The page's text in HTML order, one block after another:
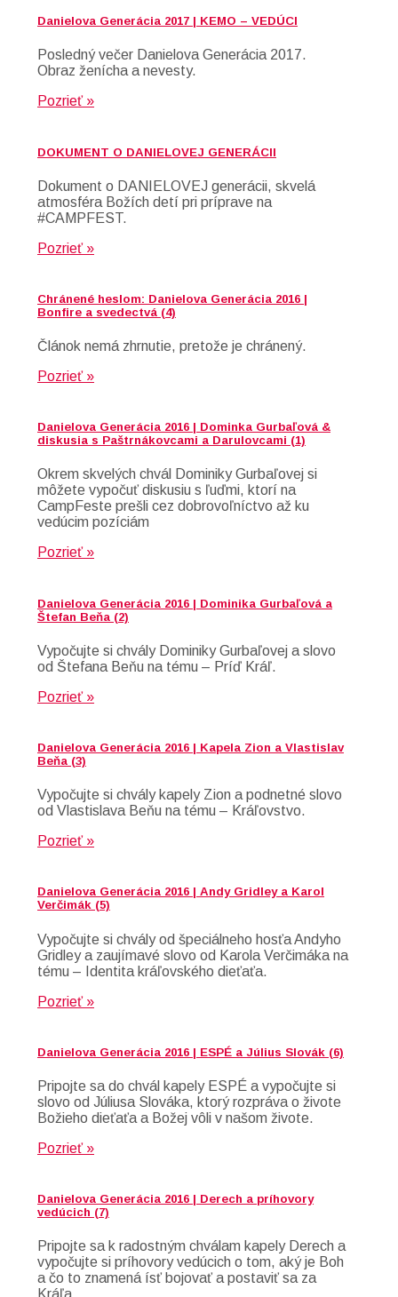
Danielova Generácia 2017 | KEMO – VEDÚCI
Posledný večer Danielova Generácia 2017.
Obraz ženícha a nevesty.
Pozrieť »
DOKUMENT O DANIELOVEJ GENERÁCII
Dokument o DANIELOVEJ generácii, skvelá
atmosféra Božích detí pri príprave na
#CAMPFEST.
Pozrieť »
Chránené heslom: Danielova Generácia 2016 |
Bonfire a svedectvá (4)
Článok nemá zhrnutie, pretože je chránený.
Pozrieť »
Danielova Generácia 2016 | Dominka Gurbaľová &
diskusia s Paštrnákovcami a Darulovcami (1)
Okrem skvelých chvál Dominiky Gurbaľovej si
môžete vypočuť diskusiu s ľuďmi, ktorí na
CampFeste prešli cez dobrovoľníctvo až ku
vedúcim pozíciám
Pozrieť »
Danielova Generácia 2016 | Dominika Gurbaľová a
Štefan Beňa (2)
Vypočujte si chvály Dominiky Gurbaľovej a slovo
od Štefana Beňu na tému – Príď Kráľ.
Pozrieť »
Danielova Generácia 2016 | Kapela Zion a Vlastislav
Beňa (3)
Vypočujte si chvály kapely Zion a podnetné slovo
od Vlastislava Beňu na tému – Kráľovstvo.
Pozrieť »
Danielova Generácia 2016 | Andy Gridley a Karol
Verčimák (5)
Vypočujte si chvály od špeciálneho hosťa Andyho
Gridley a zaujímavé slovo od Karola Verčimáka na
tému – Identita kráľovského dieťaťa.
Pozrieť »
Danielova Generácia 2016 | ESPÉ a Július Slovák (6)
Pripojte sa do chvál kapely ESPÉ a vypočujte si
slovo od Júliusa Slováka, ktorý rozpráva o živote
Božieho dieťaťa a Božej vôli v našom živote.
Pozrieť »
Danielova Generácia 2016 | Derech a príhovory
vedúcich (7)
Pripojte sa k radostným chválam kapely Derech a
vypočujte si príhovory vedúcich o tom, aký je Boh
a čo to znamená ísť bojovať a postaviť sa za